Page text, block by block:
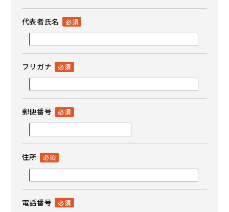
代表者氏名
フリガナ
郵便番号
住所
電話番号